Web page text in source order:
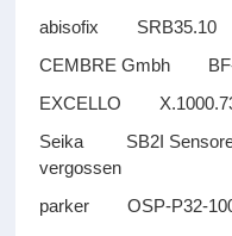
abisofix SRB35.10
CEMBRE Gmbh
EXCELLO
Seika SB2I Sensoren
vergossen
parker OSP-P32-